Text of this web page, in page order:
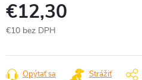
€12,30
€10 bez DPH
cena:
Opýtať sa Strážiť